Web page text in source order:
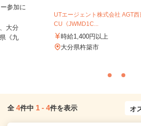
参加に
大分
《九
UTエージェント株式会社 AGT西
CU《JWMD1C...
時給1,400円以上
大分県杵築市
全 4件中 1 - 4件を表示